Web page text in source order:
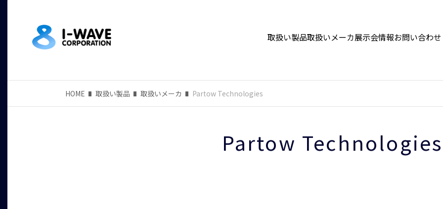
取扱い製品取扱いメーカ展示会情報お問い合わせ
HOME 取扱い製品 取扱いメーカ Partow Technologies
Partow Technologies